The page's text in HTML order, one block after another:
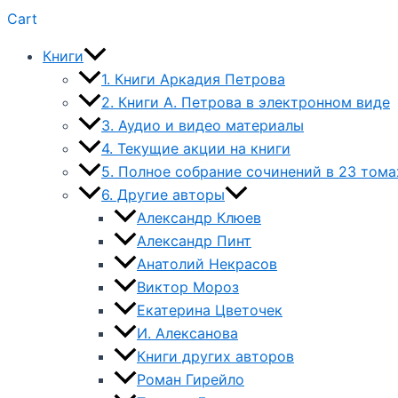
Cart
Книги
1. Книги Аркадия Петрова
2. Книги А. Петрова в электронном виде
3. Аудио и видео материалы
4. Текущие акции на книги
5. Полное собрание сочинений в 23
6. Другие авторы
Александр Клюев
Александр Пинт
Анатолий Некрасов
Виктор Мороз
Екатерина Цветочек
И. Алексанова
Книги других авторов
Роман Гирейло